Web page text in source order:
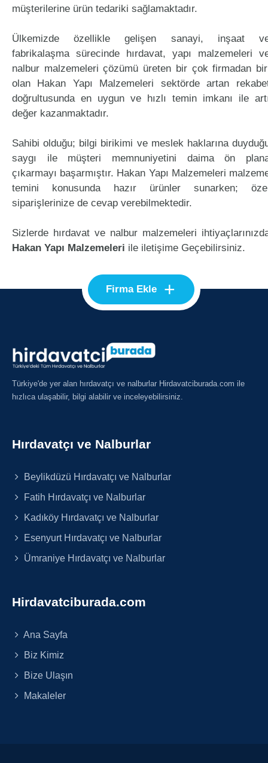
müşterilerine ürün tedariki sağlamaktadır.
Ülkemizde özellikle gelişen sanayi, inşaat
fabrikalaşma sürecinde hırdavat, yapı malzemeleri
nalbur malzemeleri çözümü üreten bir çok firmadan
olan Hakan Yapı Malzemeleri sektörde artan
doğrultusunda en uygun ve hızlı temin imkanı ile
değer kazanmaktadır.
Sahibi olduğu; bilgi birikimi ve meslek haklarına
saygı ile müşteri memnuniyetini daima ön
çıkarmayı başarmıştır. Hakan Yapı Malzemeleri
temini konusunda hazır ürünler sunarken;
siparişlerinize de cevap verebilmektedir.
Sizlerde hırdavat ve nalbur malzemeleri
Hakan Yapı Malzemeleri ile iletişime Geçebilirsiniz.
Firma Ekle +
Türkiye'de yer alan hırdavatçı ve nalburlar Hirdavatciburada.com ile
hızlıca ulaşabilir, bilgi alabilir ve inceleyebilirsiniz.
Hırdavatçı ve Nalburlar
Beylikdüzü Hırdavatçı ve Nalburlar
Fatih Hırdavatçı ve Nalburlar
Kadıköy Hırdavatçı ve Nalburlar
Esenyurt Hırdavatçı ve Nalburlar
Ümraniye Hırdavatçı ve Nalburlar
Hirdavatciburada.com
Ana Sayfa
Biz Kimiz
Bize Ulaşın
Makaleler